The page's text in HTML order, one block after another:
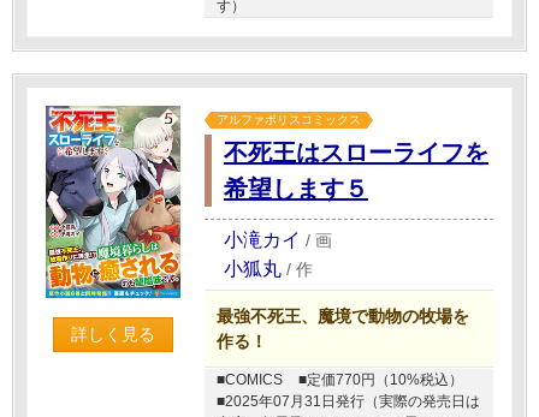
す）
詳しく見る
アルファポリスコミックス
不死王はスローライフを
希望します５
小滝カイ / 画
小狐丸 / 作
最強不死王、魔境で動物の牧場を
作る！
■COMICS
■定価770円（10%税込）
■2025年07月31日発行（実際の発売日は